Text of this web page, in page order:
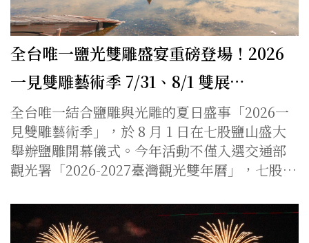
全台唯一鹽光雙雕盛宴重磅登場！2026
一見雙雕藝術季 7/31、8/1 雙展…
全台唯一結合鹽雕與光雕的夏日盛事「2026一
見雙雕藝術季」，於 8 月 1 日在七股鹽山盛大
舉辦鹽雕開幕儀式。今年活動不僅入選交通部
觀光署「2026-2027臺灣觀光雙年曆」，七股…